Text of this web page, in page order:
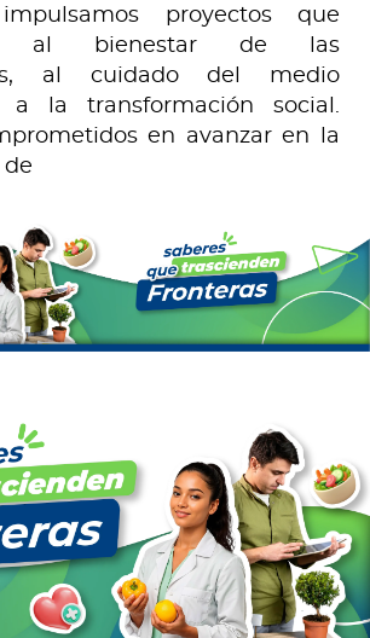
proyectos que
al bienestar de las
al cuidado del medio
a la transformación social.
en avanzar en la
de